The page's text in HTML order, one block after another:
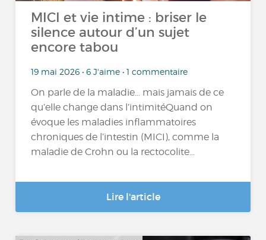
MICI et vie intime : briser le
silence autour d’un sujet
encore tabou
19 mai 2026 • 6 J'aime • 1 commentaire
On parle de la maladie… mais jamais de ce
qu’elle change dans l’intimitéQuand on
évoque les maladies inflammatoires
chroniques de l’intestin (MICI), comme la
maladie de Crohn ou la rectocolite...
Lire l'article